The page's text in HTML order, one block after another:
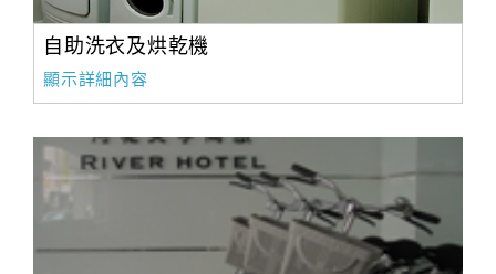
自助洗衣及烘乾機
顯示詳細內容